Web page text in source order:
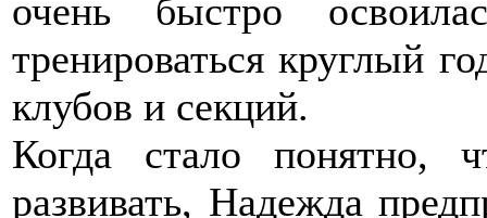
очень быстро
тренироваться круглый
клубов и секций.
Когда стало понятно,
развивать, Надежда